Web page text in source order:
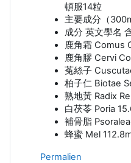
頓服14粒
主要成分（
成分 英文學名
鹿角霜 Comus
鹿角膠 Cervi
菟絲子
柏子仁 Biotae
熟地黃 Radix
白茯苓 Poria
補骨脂
蜂蜜 Mel
Permalien